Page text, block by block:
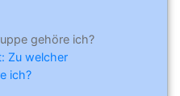
gehöre ich?
Zu welcher
ich?